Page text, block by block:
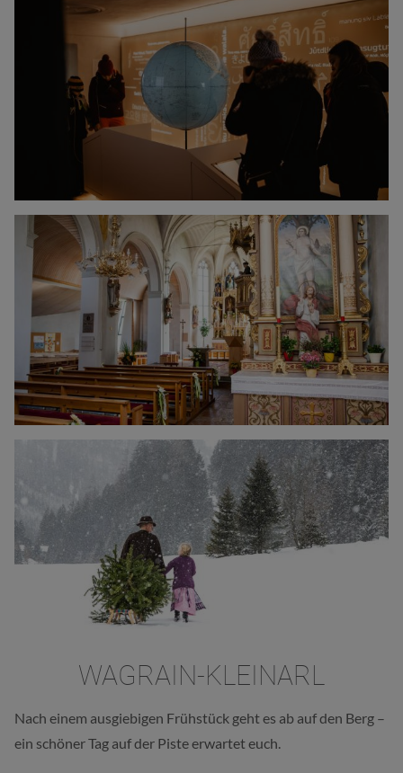
WAGRAIN-KLEINARL
Nach einem ausgiebigen Frühstück geht es ab auf den Berg –
ein schöner Tag auf der Piste erwartet euch.